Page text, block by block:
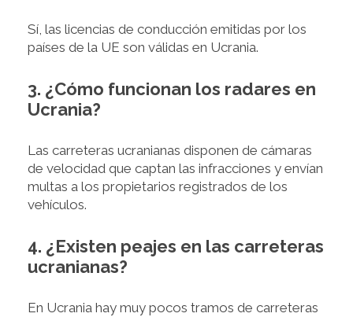
Sí, las licencias de conducción emitidas por los
países de la UE son válidas en Ucrania.
3. ¿Cómo funcionan los radares en
Ucrania?
Las carreteras ucranianas disponen de cámaras
de velocidad que captan las infracciones y envían
multas a los propietarios registrados de los
vehículos.
4. ¿Existen peajes en las carreteras
ucranianas?
En Ucrania hay muy pocos tramos de carreteras